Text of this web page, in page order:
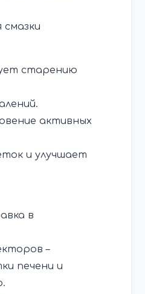
смазки
старению
активных
и улучшает
в
–
печени и